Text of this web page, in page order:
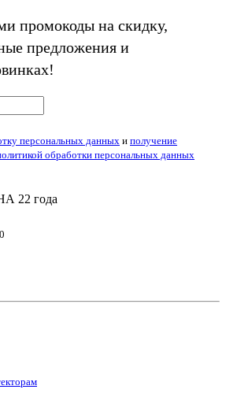
промокоды на скидку,
предложения и
персональных данных и получение
обработки персональных данных